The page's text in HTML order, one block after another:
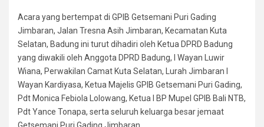
Acara yang bertempat di GPIB Getsemani Puri Gading
Jimbaran, Jalan Tresna Asih Jimbaran, Kecamatan Kuta
Selatan, Badung ini turut dihadiri oleh Ketua DPRD Badung
yang diwakili oleh Anggota DPRD Badung, I Wayan Luwir
Wiana, Perwakilan Camat Kuta Selatan, Lurah Jimbaran I
Wayan Kardiyasa, Ketua Majelis GPIB Getsemani Puri Gading,
Pdt Monica Febiola Lolowang, Ketua I BP Mupel GPIB Bali NTB,
Pdt Yance Tonapa, serta seluruh keluarga besar jemaat